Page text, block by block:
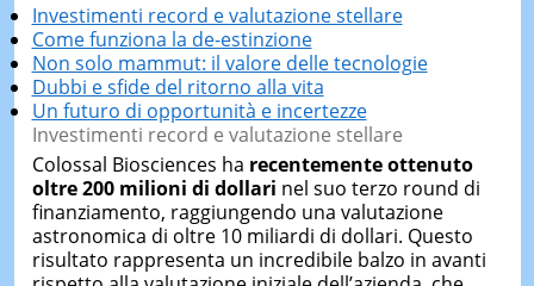
Investimenti record e valutazione stellare
Come funziona la de-estinzione
Non solo mammut: il valore delle tecnologie
Dubbi e sfide del ritorno alla vita
Un futuro di opportunità e incertezze
Investimenti record e valutazione stellare
Colossal Biosciences ha recentemente ottenuto
oltre 200 milioni di dollari nel suo terzo round di
finanziamento, raggiungendo una valutazione
astronomica di oltre 10 miliardi di dollari. Questo
risultato rappresenta un incredibile balzo in avanti